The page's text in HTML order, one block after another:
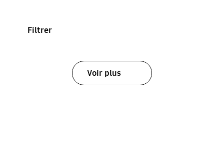
Filtrer
Voir plus